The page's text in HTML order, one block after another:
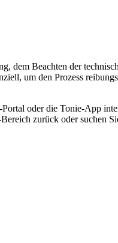
dem Beachten der
um den Prozess
oder die Tonie-App
zurück oder suchen